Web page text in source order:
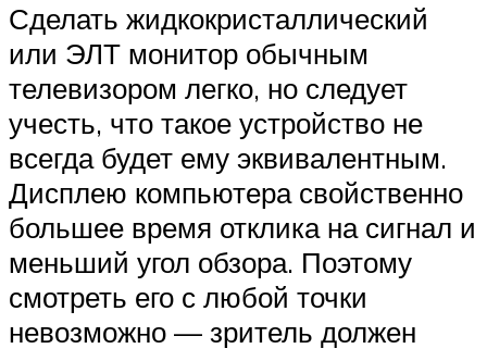
Сделать жидкокристаллический
или ЭЛТ монитор обычным
телевизором легко, но следует
учесть, что такое устройство не
всегда будет ему эквивалентным.
Дисплею компьютера свойственно
большее время отклика на сигнал и
меньший угол обзора. Поэтому
смотреть его с любой точки
невозможно — зритель должен